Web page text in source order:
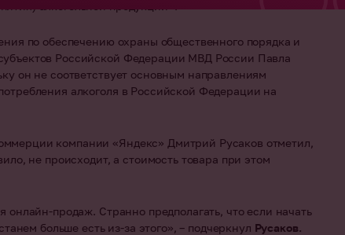
алкогольной продукции».
по обеспечению охраны общественного порядка и
Российской Федерации МВД России Павла
он не соответствует основным направлениям
алкоголя в Российской Федерации на
компании «Яндекс» Дмитрий Русаков отметил,
не происходит, а стоимость товара при этом
продаж. Странно предполагать, что если начать
больше есть из-за этого», – подчеркнул Русаков.